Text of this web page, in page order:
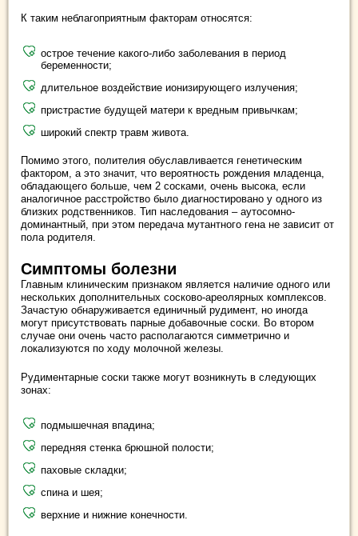
К таким неблагоприятным факторам относятся:
острое течение какого-либо заболевания в период
беременности;
длительное воздействие ионизирующего излучения;
пристрастие будущей матери к вредным привычкам;
широкий спектр травм живота.
Помимо этого, полителия обуславливается генетическим
фактором, а это значит, что вероятность рождения младенца,
обладающего больше, чем 2 сосками, очень высока, если
аналогичное расстройство было диагностировано у одного из
близких родственников. Тип наследования – аутосомно-
доминантный, при этом передача мутантного гена не зависит от
пола родителя.
Симптомы болезни
Главным клиническим признаком является наличие одного или
нескольких дополнительных сосково-ареолярных комплексов.
Зачастую обнаруживается единичный рудимент, но иногда
могут присутствовать парные добавочные соски. Во втором
случае они очень часто располагаются симметрично и
локализуются по ходу молочной железы.
Рудиментарные соски также могут возникнуть в следующих
зонах:
подмышечная впадина;
передняя стенка брюшной полости;
паховые складки;
спина и шея;
верхние и нижние конечности.